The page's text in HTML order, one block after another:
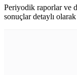
Periyodik raporlar ve
sonuçlar detaylı